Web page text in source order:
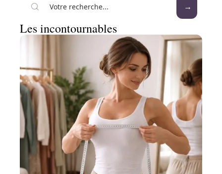
Les incontournables